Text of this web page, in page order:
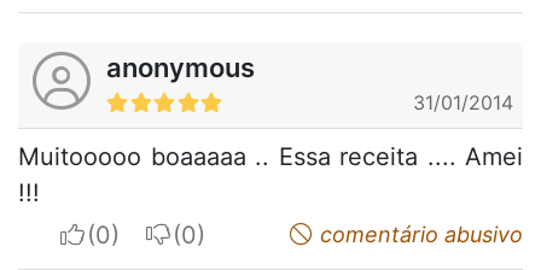
anonymous
31/01/2014
Muitooooo boaaaaa .. Essa receita .... Amei
!!!
I apreciateI do not appreciatecomentário abusivo